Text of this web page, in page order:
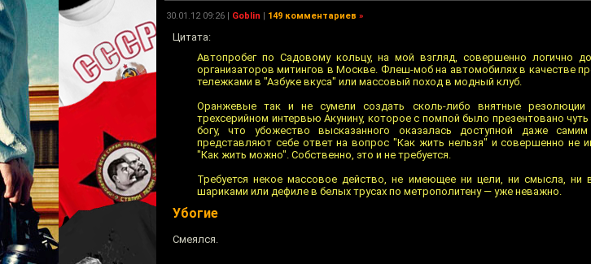
30.01.12 09:26 | Goblin | 149 комментариев »
Цитата:
Автопробег по Садовому кольцу, на мой взгляд, совершенно логично
организаторов митингов в Москве. Флеш-моб на автомобилях в качестве
тележками в "Азбуке вкуса" или массовый поход в модный клуб.
Оранжевые так и не сумели создать сколь-либо внятные резолюции
трехсерийном интервью Акунину, которое с помпой было презентовано
богу, что убожество высказанного оказалась доступной даже
представляют себе ответ на вопрос "Как жить нельзя" и совершенно не
"Как жить можно". Собственно, это и не требуется.
Требуется некое массовое действо, не имеющее ни цели, ни смысла, ни
шариками или дефиле в белых трусах по метрополитену — уже неважно.
Убогие
Смеялся.